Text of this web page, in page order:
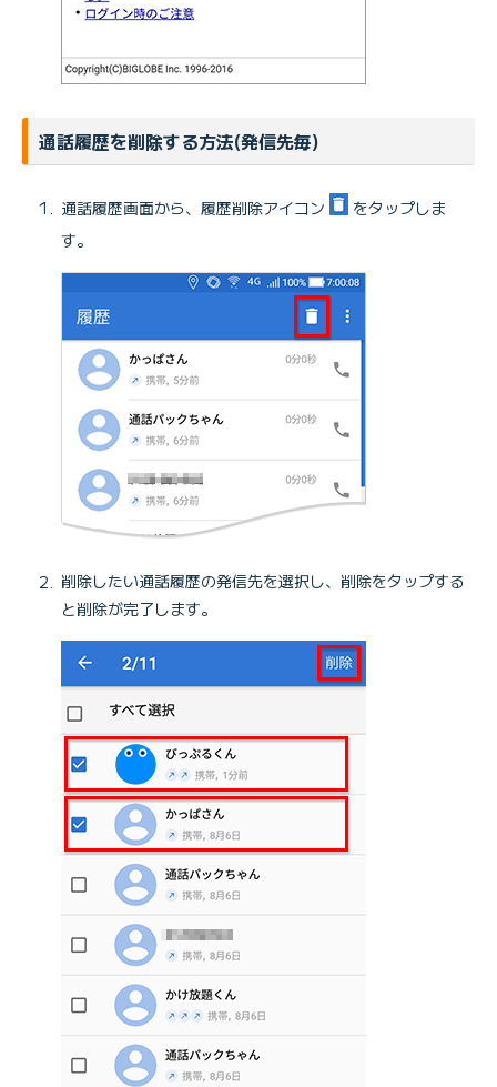
通話履歴を削除する方法(発信先毎)
通話履歴画面から、履歴削除アイコン
をタップしま
す。
削除したい通話履歴の発信先を選択し、削除をタップする
と削除が完了します。